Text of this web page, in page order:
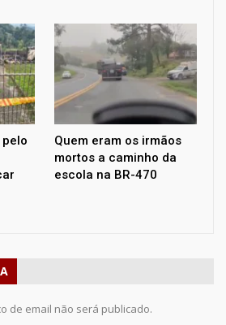
Quem eram os irmãos
mortos a caminho da
escola na BR-470
de email não será publicado.